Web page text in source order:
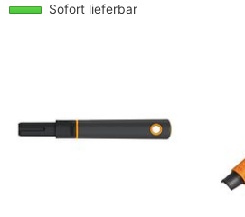
Sofort lieferbar